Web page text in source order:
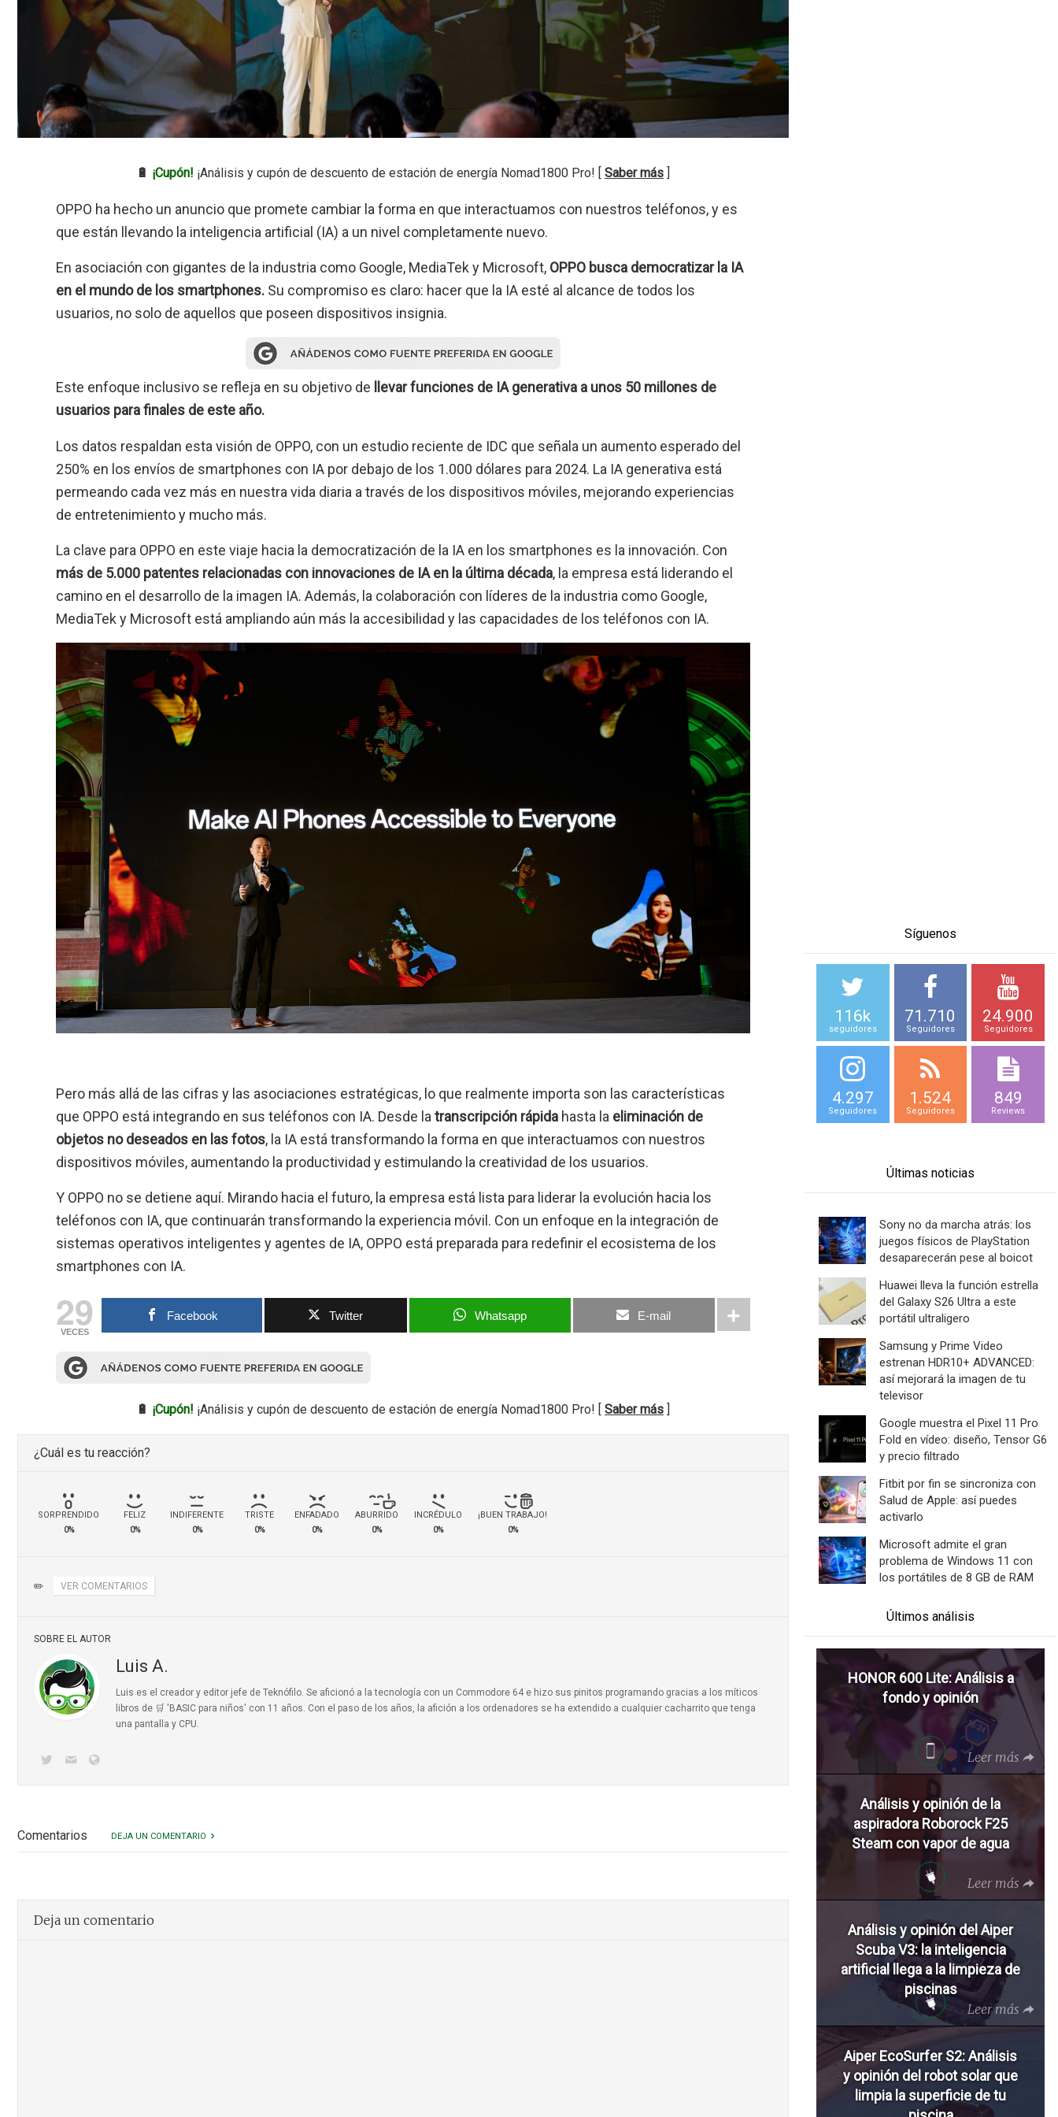
🔋 ¡Cupón! ¡Análisis y cupón de descuento de estación de energía Nomad1800 Pro! [ Saber más
OPPO ha hecho un anuncio que promete cambiar la forma en que interactuamos con nuestros teléfonos, y es
que están llevando la inteligencia artificial (IA) a un nivel completamente nuevo.
En asociación con gigantes de la industria como Google, MediaTek y Microsoft, OPPO busca democratizar la IA
en el mundo de los smartphones. Su compromiso es claro: hacer que la IA esté al alcance de todos los
usuarios, no solo de aquellos que poseen dispositivos insignia.
Este enfoque inclusivo se refleja en su objetivo de llevar funciones de IA generativa a unos 50 millones de
usuarios para finales de este año.
Los datos respaldan esta visión de OPPO, con un estudio reciente de IDC que señala un aumento esperado del
250% en los envíos de smartphones con IA por debajo de los 1.000 dólares para 2024. La IA generativa está
permeando cada vez más en nuestra vida diaria a través de los dispositivos móviles, mejorando experiencias
de entretenimiento y mucho más.
La clave para OPPO en este viaje hacia la democratización de la IA en los smartphones es la innovación. Con
más de 5.000 patentes relacionadas con innovaciones de IA en la última década, la empresa está liderando el
camino en el desarrollo de la imagen IA. Además, la colaboración con líderes de la industria como Google,
MediaTek y Microsoft está ampliando aún más la accesibilidad y las capacidades de los teléfonos con IA.
Pero más allá de las cifras y las asociaciones estratégicas, lo que realmente importa son las características
que OPPO está integrando en sus teléfonos con IA. Desde la transcripción rápida hasta la eliminación de
objetos no deseados en las fotos, la IA está transformando la forma en que interactuamos con nuestros
dispositivos móviles, aumentando la productividad y estimulando la creatividad de los usuarios.
Y OPPO no se detiene aquí. Mirando hacia el futuro, la empresa está lista para liderar la evolución hacia los
teléfonos con IA, que continuarán transformando la experiencia móvil. Con un enfoque en la integración de
sistemas operativos inteligentes y agentes de IA, OPPO está preparada para redefinir el ecosistema de los
smartphones con IA.
29
VECES
Facebook Twitter Whatsapp E-mail
🔋 ¡Cupón! ¡Análisis y cupón de descuento de estación de energía Nomad1800 Pro! [ Saber más
¿Cuál es tu reacción?
SORPRENDIDO
0%
FELIZ
0%
INDIFERENTE
0%
TRISTE
0%
ENFADADO
0%
ABURRIDO
0%
INCRÉDULO
0%
¡BUEN TRABAJO!
0%
✏️ VER COMENTARIOS
SOBRE EL AUTOR
Luis A.
Luis es el creador y editor jefe de Teknófilo. Se aficionó a la tecnología con un Commodore 64 e hizo sus pinitos programando gracias a los míticos
libros de 🛒 'BASIC para niños' con 11 años. Con el paso de los años, la afición a los ordenadores se ha extendido a cualquier cacharrito que tenga
una pantalla y CPU.
Comentarios DEJA UN COMENTARIO
Deja un comentario
Síguenos
116k
seguidores
71.710
Seguidores
24.900
Seguidores
4.297
Seguidores
1.524
Seguidores
849
Reviews
Últimas noticias
Sony no da marcha atrás: los
juegos físicos de PlayStation
desaparecerán pese al boicot
Huawei lleva la función estrella
del Galaxy S26 Ultra a este
portátil ultraligero
Samsung y Prime Video
estrenan HDR10+ ADVANCED:
así mejorará la imagen de tu
televisor
Google muestra el Pixel 11 Pro
Fold en vídeo: diseño, Tensor G6
y precio filtrado
Fitbit por fin se sincroniza con
Salud de Apple: así puedes
activarlo
Microsoft admite el gran
problema de Windows 11 con
los portátiles de 8 GB de RAM
Últimos análisis
HONOR 600 Lite: Análisis a
fondo y opinión
Leer más
Análisis y opinión de la
aspiradora Roborock F25
Steam con vapor de agua
Leer más
Análisis y opinión del Aiper
Scuba V3: la inteligencia
artificial llega a la limpieza de
piscinas
Leer más
Aiper EcoSurfer S2: Análisis
y opinión del robot solar que
limpia la superficie de tu